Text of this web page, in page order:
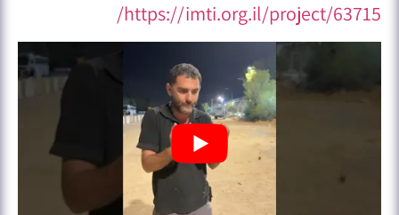
https://imti.org.il/project/63715/